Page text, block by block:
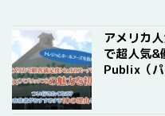
アメリカ
で超人気&
Publix（